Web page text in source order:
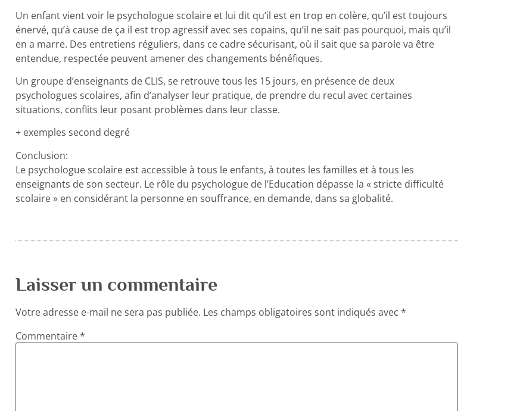
Un enfant vient voir le psychologue scolaire et lui dit qu’il est en trop en colère, qu’il est toujours
énervé, qu’à cause de ça il est trop agressif avec ses copains, qu’il ne sait pas pourquoi, mais qu’il
en a marre. Des entretiens réguliers, dans ce cadre sécurisant, où il sait que sa parole va être
entendue, respectée peuvent amener des changements bénéfiques.
Un groupe d’enseignants de CLIS, se retrouve tous les 15 jours, en présence de deux
psychologues scolaires, afin d’analyser leur pratique, de prendre du recul avec certaines
situations, conflits leur posant problèmes dans leur classe.
+ exemples second degré
Conclusion:
Le psychologue scolaire est accessible à tous le enfants, à toutes les familles et à tous les
enseignants de son secteur. Le rôle du psychologue de l’Education dépasse la « stricte difficulté
scolaire » en considérant la personne en souffrance, en demande, dans sa globalité.
Laisser un commentaire
Votre adresse e-mail ne sera pas publiée. Les champs obligatoires sont indiqués avec *
Commentaire*